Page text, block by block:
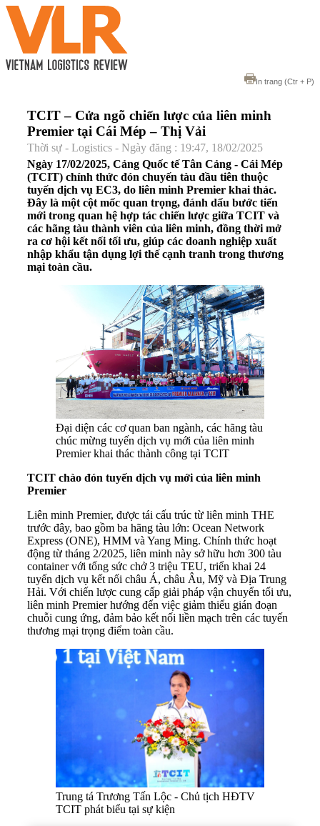
In trang (Ctr + P)
TCIT – Cửa ngõ chiến lược của liên minh
Premier tại Cái Mép – Thị Vải
Thời sự - Logistics - Ngày đăng : 19:47, 18/02/2025
Ngày 17/02/2025, Cảng Quốc tế Tân Cảng - Cái Mép
(TCIT) chính thức đón chuyến tàu đầu tiên thuộc
tuyến dịch vụ EC3, do liên minh Premier khai thác.
Đây là một cột mốc quan trọng, đánh dấu bước tiến
mới trong quan hệ hợp tác chiến lược giữa TCIT và
các hãng tàu thành viên của liên minh, đồng thời mở
ra cơ hội kết nối tối ưu, giúp các doanh nghiệp xuất
nhập khẩu tận dụng lợi thế cạnh tranh trong thương
mại toàn cầu.
Đại diện các cơ quan ban ngành, các hãng tàu
chúc mừng tuyến dịch vụ mới của liên minh
Premier khai thác thành công tại TCIT
TCIT chào đón tuyến dịch vụ mới của liên minh
Premier
Liên minh Premier, được tái cấu trúc từ liên minh THE
trước đây, bao gồm ba hãng tàu lớn: Ocean Network
Express (ONE), HMM và Yang Ming. Chính thức hoạt
động từ tháng 2/2025, liên minh này sở hữu hơn 300 tàu
container với tổng sức chở 3 triệu TEU, triển khai 24
tuyến dịch vụ kết nối châu Á, châu Âu, Mỹ và Địa Trung
Hải. Với chiến lược cung cấp giải pháp vận chuyển tối ưu,
liên minh Premier hướng đến việc giảm thiểu gián đoạn
chuỗi cung ứng, đảm bảo kết nối liền mạch trên các tuyến
thương mại trọng điểm toàn cầu.
Trung tá Trương Tấn Lộc - Chủ tịch HĐTV
TCIT phát biểu tại sự kiện